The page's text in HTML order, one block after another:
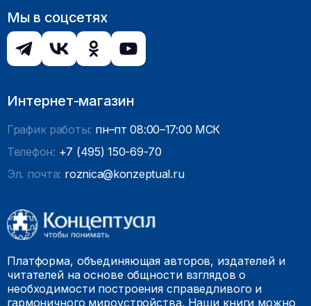
Мы в соцсетях
Интернет-магазин
График работы: пн–пт 08:00–17:00 МСК
Телефон: +7 (495) 150-69-70
Эл. почта: roznica@konzeptual.ru
Платформа, объединяющая авторов, издателей и
читателей на основе общности взглядов о
необходимости построения справедливого и
гармоничного мироустройства. Наши книги можно